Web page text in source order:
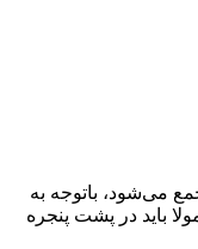
می‌شود، باتوجه به
باید در پشت پنجره